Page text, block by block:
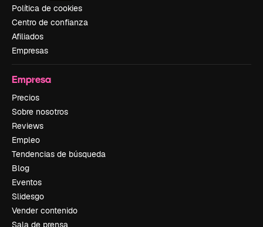
Política de cookies
Centro de confianza
Afiliados
Empresas
Empresa
Precios
Sobre nosotros
Reviews
Empleo
Tendencias de búsqueda
Blog
Eventos
Slidesgo
Vender contenido
Sala de prensa